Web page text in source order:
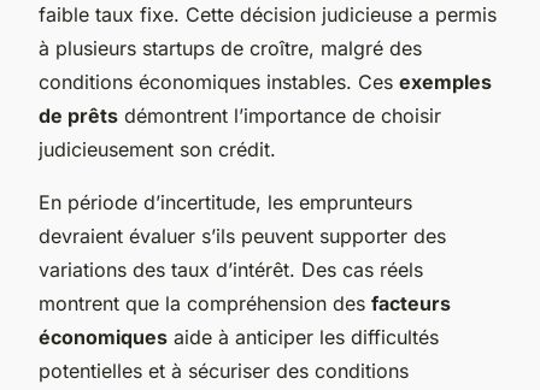
faible taux fixe. Cette décision judicieuse a permis
à plusieurs startups de croître, malgré des
conditions économiques instables. Ces exemples
de prêts démontrent l’importance de choisir
judicieusement son crédit.
En période d’incertitude, les emprunteurs
devraient évaluer s’ils peuvent supporter des
variations des taux d’intérêt. Des cas réels
montrent que la compréhension des facteurs
économiques aide à anticiper les difficultés
potentielles et à sécuriser des conditions